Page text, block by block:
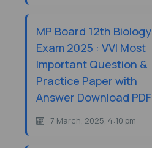
MP Board 12th Biology
Exam 2025 : VVI Most
Important Question &
Practice Paper with
Answer Download PDF
7 March, 2025, 4:10 pm